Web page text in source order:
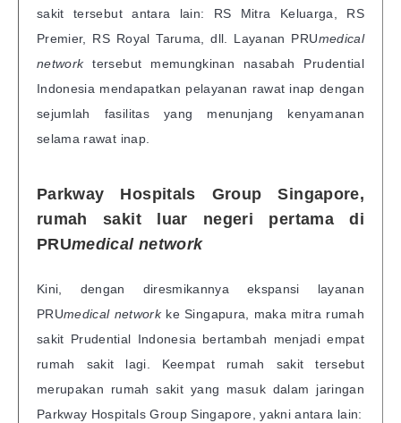
sakit tersebut antara lain: RS Mitra Keluarga, RS
Premier, RS Royal Taruma, dll. Layanan PRUmedical
networktersebut memungkinan nasabah Prudential
Indonesia mendapatkan pelayanan rawat inap dengan
sejumlah fasilitas yang menunjang kenyamanan
selama rawat inap.
Parkway Hospitals Group Singapore,
rumah sakit luar negeri pertama di
PRUmedical network
Kini, dengan diresmikannya ekspansi layanan
PRUmedical network ke Singapura, maka mitra rumah
sakit Prudential Indonesia bertambah menjadi empat
rumah sakit lagi. Keempat rumah sakit tersebut
merupakan rumah sakit yang masuk dalam jaringan
Parkway Hospitals Group Singapore, yakni antara lain: